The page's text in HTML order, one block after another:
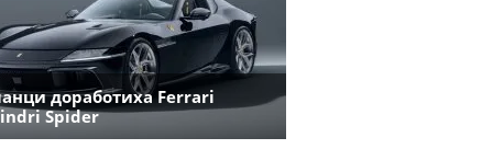
доработиха Ferrari
Spider